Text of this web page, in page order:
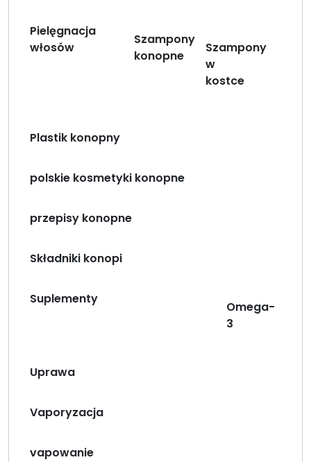
Pielęgnacja
włosów
Szampony
konopne
Szampony
w
kostce
Plastik konopny
polskie kosmetyki konopne
przepisy konopne
Składniki konopi
Suplementy
Omega-
3
Uprawa
Vaporyzacja
vapowanie